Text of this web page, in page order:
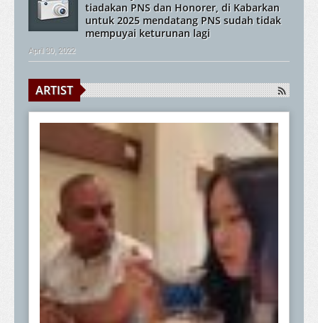
tiadakan PNS dan Honorer, di Kabarkan
untuk 2025 mendatang PNS sudah tidak
mempuyai keturunan lagi
April 30, 2022
ARTIST